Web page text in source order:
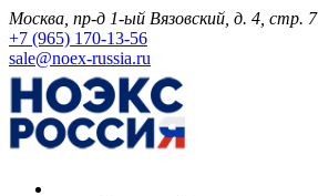
Москва, пр-д 1-ый Вязовский, д. 4, стр. 7
+7 (965) 170-13-56
sale@noex-russia.ru